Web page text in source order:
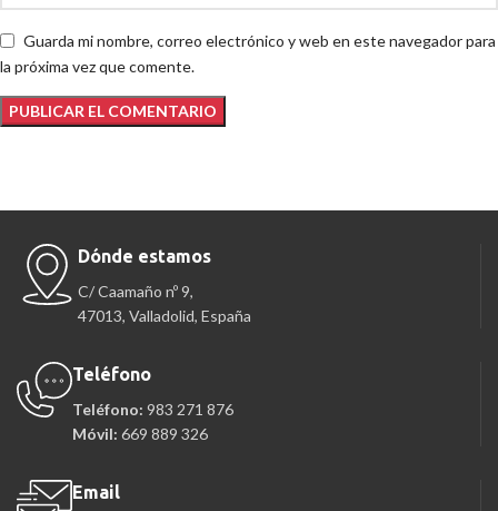
Guarda mi nombre, correo electrónico y web en este navegador para
la próxima vez que comente.
Dónde estamos
C/ Caamaño nº 9,
47013, Valladolid, España
Teléfono
Teléfono: 983 271 876
Móvil: 669 889 326
Email